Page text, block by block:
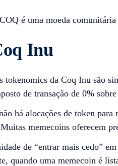
é uma moeda
Inu
tokenomics da Coq Inu são
de transação de 0%
há alocações de token
memecoins oferecem
de “entrar mais cedo”
quando uma memecoin é